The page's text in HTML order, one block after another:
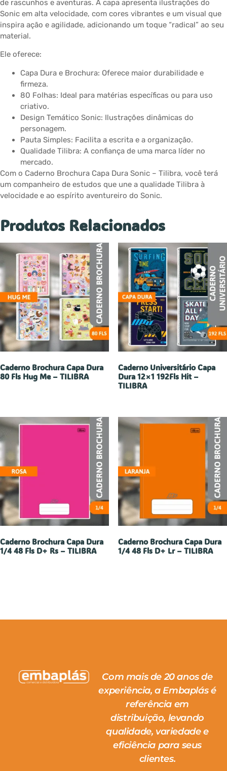
de rascunhos e aventuras. A capa apresenta ilustrações do
Sonic em alta velocidade, com cores vibrantes e um visual que
inspira ação e agilidade, adicionando um toque “radical” ao seu
material.
Ele oferece:
Capa Dura e Brochura: Oferece maior durabilidade e
firmeza.
80 Folhas: Ideal para matérias específicas ou para uso
criativo.
Design Temático Sonic: Ilustrações dinâmicas do
personagem.
Pauta Simples: Facilita a escrita e a organização.
Qualidade Tilibra: A confiança de uma marca líder no
mercado.
Com o Caderno Brochura Capa Dura Sonic – Tilibra, você terá
um companheiro de estudos que une a qualidade Tilibra à
velocidade e ao espírito aventureiro do Sonic.
Produtos Relacionados
Caderno Brochura Capa Dura
80 Fls Hug Me – TILIBRA
Caderno Universitário Capa
Dura 12×1 192Fls Hit –
TILIBRA
Caderno Brochura Capa Dura
1/4 48 Fls D+ Rs – TILIBRA
Caderno Brochura Capa Dura
1/4 48 Fls D+ Lr – TILIBRA
Com mais de 20 anos de
experiência, a Embaplás é
referência em
distribuição, levando
qualidade, variedade e
eficiência para seus
clientes.